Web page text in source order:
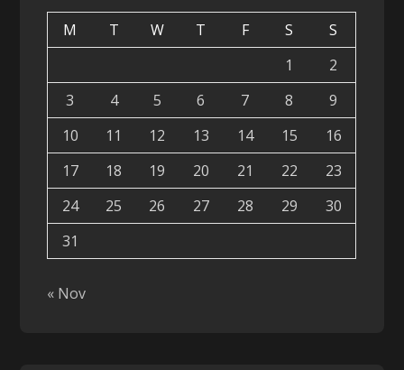
M T W T F S
S
1
2
3
4 5 6 7 8
9
10
11 12 13 14 15
16
17
18 19 20 21 22
23
24
25 26 27 28 29
30
31
« Nov